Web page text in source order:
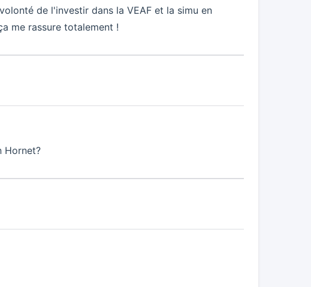
de l'investir dans la VEAF et la simu en
me rassure totalement !
Hornet?